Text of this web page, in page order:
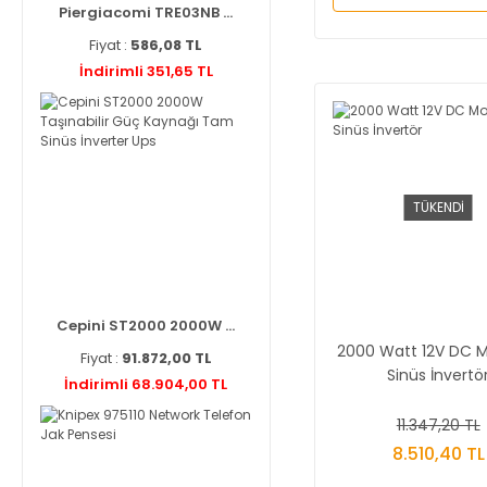
Piergiacomi TRE03NB ...
Fiyat : 586,08 TL
İndirimli 351,65 TL
Cepini ST2000 2000W ...
Fiyat : 91.872,00 TL
İndirimli 68.904,00 TL
TÜKENDİ
2000 Watt 12V DC
Sinüs
11.347,20 TL
8.510,40 TL